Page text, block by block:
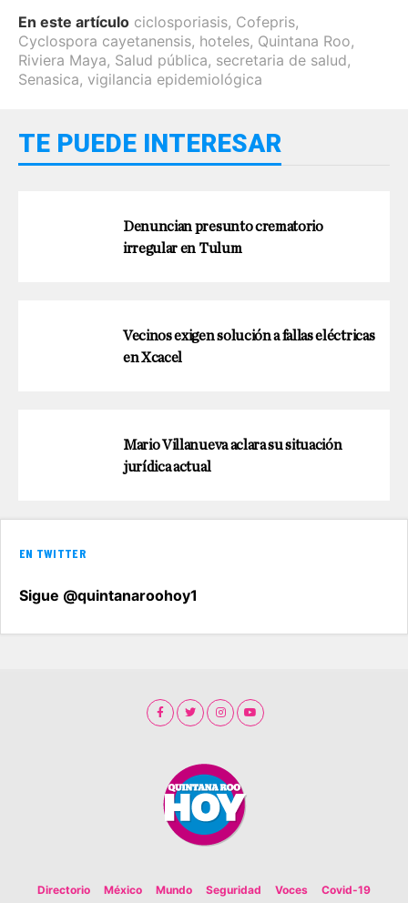
En este artículo ciclosporiasis, Cofepris,
Cyclospora cayetanensis, hoteles, Quintana Roo,
Riviera Maya, Salud pública, secretaria de salud,
Senasica, vigilancia epidemiológica
TE PUEDE INTERESAR
Denuncian presunto crematorio
irregular en Tulum
Vecinos exigen solución a fallas eléctricas
en Xcacel
Mario Villanueva aclara su situación
jurídica actual
EN TWITTER
Sigue @quintanaroohoy1
Directorio México Mundo Seguridad Voces Covid-19